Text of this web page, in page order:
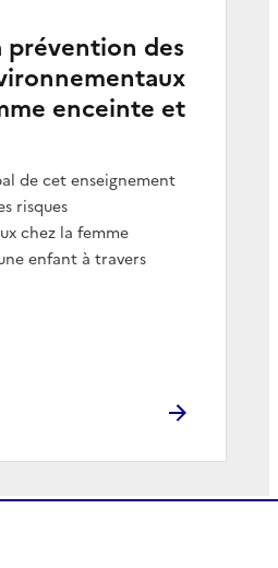
prévention des
enceinte et
de cet enseignement
risques
chez la femme
enfant à travers